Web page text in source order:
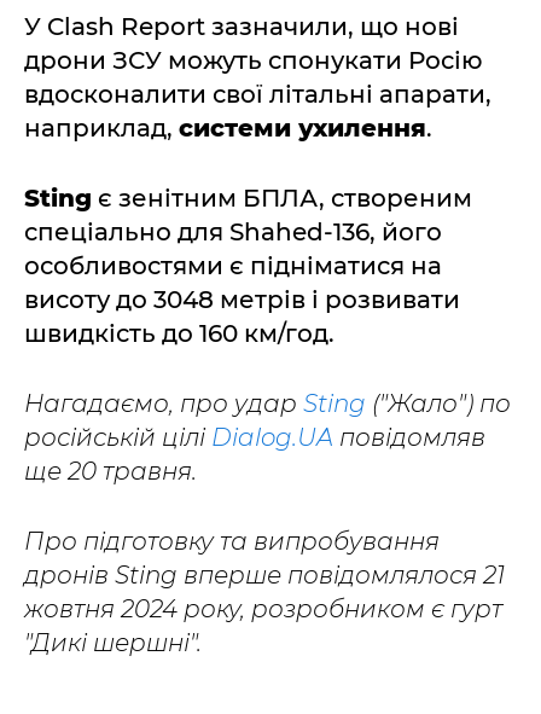
У Clash Report зазначили, що нові
дрони ЗСУ можуть спонукати Росію
вдосконалити свої літальні апарати,
наприклад, системи ухилення.
Sting є зенітним БПЛА, створеним
спеціально для Shahed-136, його
особливостями є підніматися на
висоту до 3048 метрів і розвивати
швидкість до 160 км/год.
Нагадаємо, про удар Sting ("Жало") по
російській цілі Dialog.UA повідомляв
ще 20 травня.
Про підготовку та випробування
дронів Sting вперше повідомлялося 21
жовтня 2024 року, розробником є гурт
"Дикі шершні".